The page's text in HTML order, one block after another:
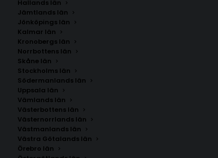
Hallands län
Jämtlands län
Jönköpings län
Kalmar län
Kronobergs län
Norrbottens län
Skåne län
Stockholms län
Södermanlands län
Uppsala län
Vämlands län
Västerbottens län
Västernorrlands län
Västmanlands län
Västra Götalands län
Örebro län